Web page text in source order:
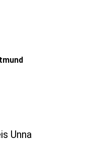
Unna